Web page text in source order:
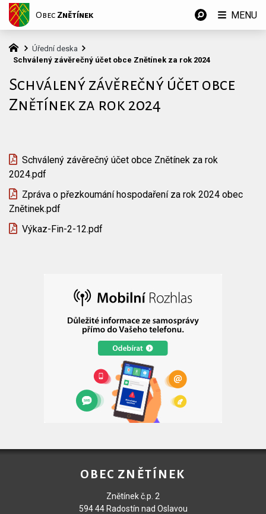
Úřední deska
Schválený závěrečný účet obce Znětínek za rok 2024
Schválený závěrečný účet obce
Znětínek za rok 2024
Schválený závěrečný účet obce Znětínek za rok
2024.pdf
Zpráva o přezkoumání hospodaření za rok 2024 obec
Znětinek.pdf
Výkaz-Fin-2-12.pdf
OBEC ZNĚTÍNEK
Znětínek č.p. 2
594 44 Radostín nad Oslavou
Obec Znětínek MENU